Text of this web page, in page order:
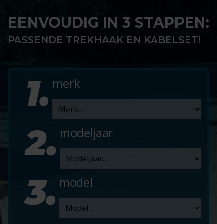
EENVOUDIG IN 3 STAPPEN:
PASSENDE TREKHAAK EN KABELSET!
1. merk
2. modeljaar
3. model